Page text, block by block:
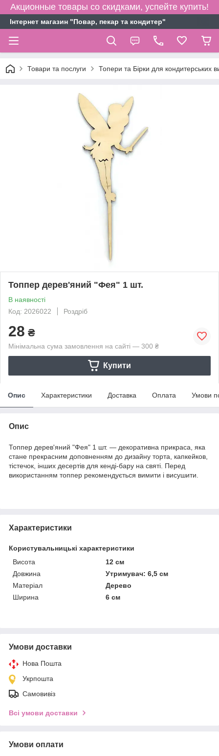
Акционные товары со скидками, успейте купить!
Інтернет магазин "Повар, пекар та кондитер"
Товари та послуги Топери та Бірки для кондитерських
Топпер дерев'яний "Фея" 1 шт.
В наявності
Код: 2026022
Роздріб
28 ₴
Мінімальна сума замовлення на сайті — 300 ₴
Купити
Опис Характеристики Доставка Оплата Умови
Опис
Топпер дерев'яний "Фея" 1 шт. — декоративна прикраса, яка
стане прекрасним доповненням до дизайну торта, капкейков,
тістечок, інших десертів для кенді-бару на святі. Перед
використанням топпер рекомендується вимити і висушити.
Характеристики
Користувальницькі характеристики
Висота
12 см
Довжина
Утримувач: 6,5 см
Матеріал
Дерево
Ширина
6 см
Умови доставки
Нова Пошта
Укрпошта
Самовивіз
Всі умови доставки
Умови оплати